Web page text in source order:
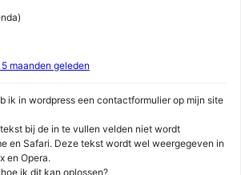
maanden geleden
ik in wordpress een contactformulier op mijn site
bij de in te vullen velden niet wordt
en Safari. Deze tekst wordt wel weergegeven in
en Opera.
ik dit kan oplossen?